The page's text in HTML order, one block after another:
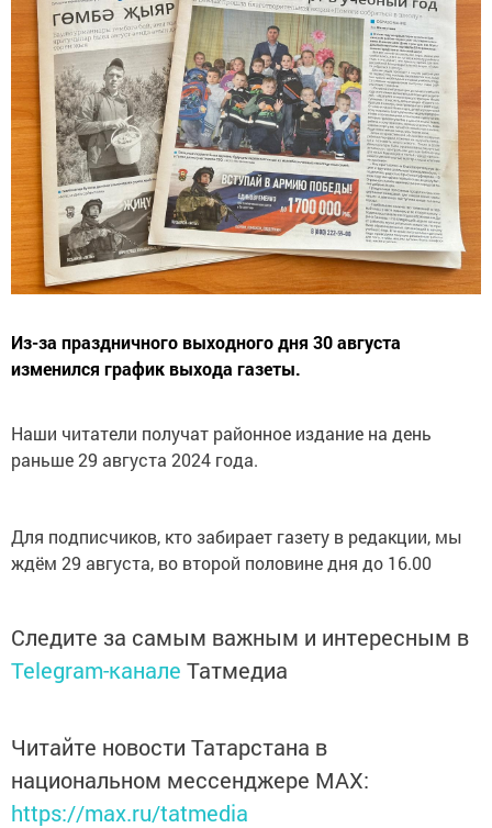
Из-за праздничного выходного дня 30 августа
изменился график выхода газеты.
Наши читатели получат районное издание на день
раньше 29 августа 2024 года.
Для подписчиков, кто забирает газету в редакции, мы
ждём 29 августа, во второй половине дня до 16.00
Следите за самым важным и интересным в
Telegram-канале Татмедиа
Читайте новости Татарстана в
национальном мессенджере MАХ:
https://max.ru/tatmedia